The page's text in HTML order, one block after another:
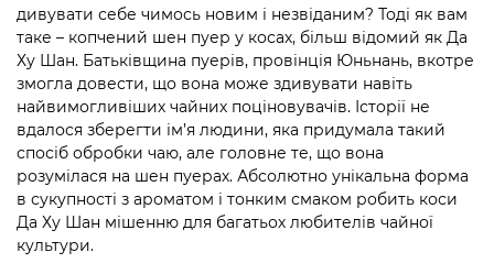
до
420.00 ₴
дивувати себе чимось новим і незвіданим? Тоді як вам
таке – копчений шен пуер у косах, більш відомий як Да
Ху Шан. Батьківщина пуерів, провінція Юньнань, вкотре
змогла довести, що вона може здивувати навіть
найвимогливіших чайних поціновувачів. Історії не
вдалося зберегти ім’я людини, яка придумала такий
спосіб обробки чаю, але головне те, що вона
розумілася на шен пуерах. Абсолютно унікальна форма
в сукупності з ароматом і тонким смаком робить коси
Да Ху Шан мішенню для багатьох любителів чайної
культури.